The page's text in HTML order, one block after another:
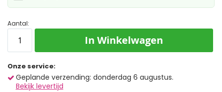
Aantal:
In Winkelwagen
Onze service:
Geplande verzending: donderdag 6 augustus.
Bekijk levertijd